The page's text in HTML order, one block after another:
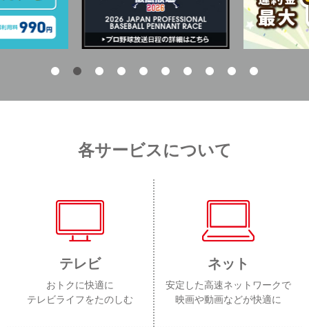
各サービスについて
テレビ
おトクに快適に
テレビライフをたのしむ
ネット
安定した高速ネットワークで
映画や動画などが快適に